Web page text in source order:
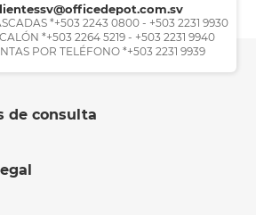
*+503 2243 0800 - +503 2231 9930
*+503 2264 5219 - +503 2231 9940
POR TELÉFONO *+503 2231 9939
de consulta